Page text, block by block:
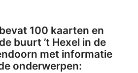
100 kaarten en
buurt ’t Hexel in de
met informatie
onderwerpen: